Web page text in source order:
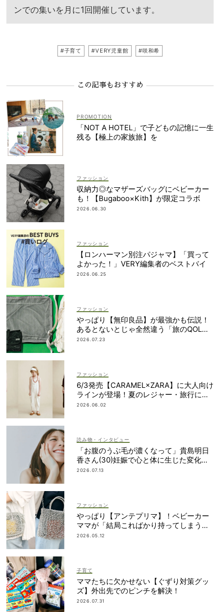
ンでの集いを月に1回開催しています。
#子育て #VERY児童館 #咲和希
この記事もおすすめ
「NOT A HOTEL」で子どもの記憶に一生
残る【極上の家族旅】を
ファッション
収納力◎なマザーズバッグにベビーカー
も！【Bugaboo×Kith】が限定コラボ
2026.06.30
ファッション
【ロンハーマン別注パジャマ】「買って
よかった！」VERY編集者のベストバイ
2026.06.25
ファッション
やっぱり【無印良品】が最強かも伝説！
あるとないとじゃ全然違う「旅のQOL爆
上げアイテム」
2026.07.23
ファッション
6/3発売【CARAMEL×ZARA】に大人向け
ラインが登場！夏のレジャー・旅行にも
おすすめ
2026.06.02
読み物・インタビュー
「お腹のうぶ毛が濃くなって」貴島明日
香さん(30)妊娠で心と体に生じた変化も
「愛しいです」
2026.07.13
ファッション
やっぱり【アンテプリマ】！ベビーカー
ママが「結局こればかり持ってしまう」
納得の理由
2026.05.12
子育て
ママたちに欠かせない【ぐずり対策グッ
ズ】外出先でのピンチを解決！
2026.07.31